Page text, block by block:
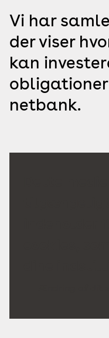
Vi har
der viser
kan
obligationer
netbank.